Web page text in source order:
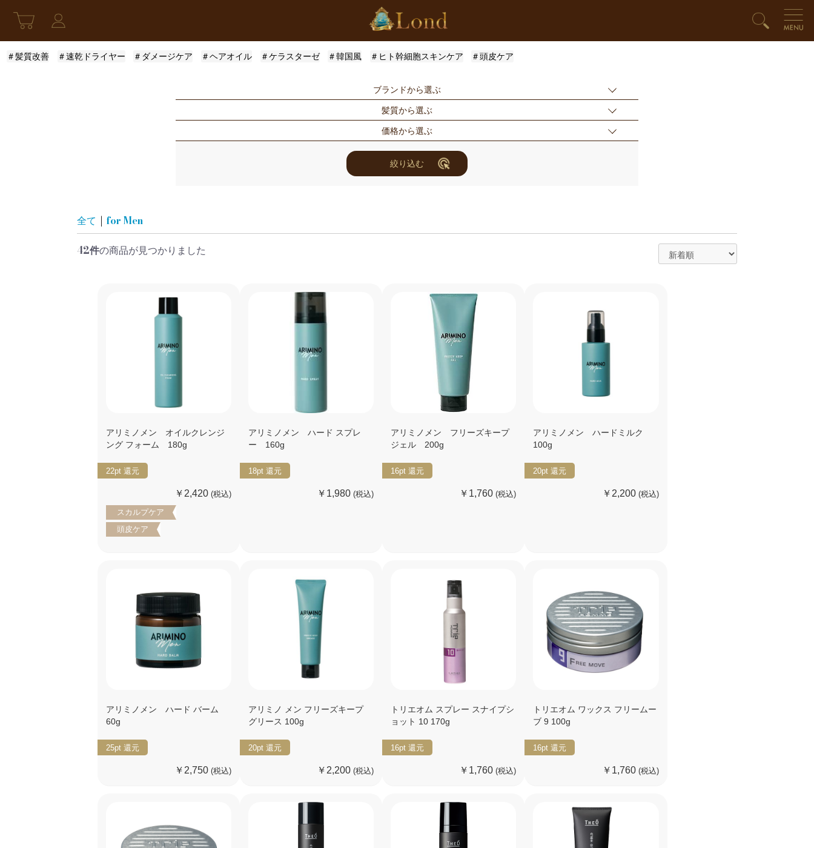
＃髪質改善 ＃速乾ドライヤー ＃ダメージケア ＃ヘアオイル ＃ケラスターゼ ＃韓国風 ＃ヒト幹細胞スキンケア ＃頭皮ケア
ブランドから選ぶ
指定なし Londオリジナル
ケラスターゼ
モロッカンオイル
ルベル
アリミノ
ナンバースリー
髪質から選ぶ
ふんわり ハリ・コシ
ウェット
ツヤ
価格から選ぶ
〜3000円 絞り込む
全て | for Men
42件の商品が見つかりました
アリミノメン オイルクレンジ
ング フォーム 180g
22pt 還元
￥2,420 (税込)
スカルプケア
頭皮ケア
アリミノメン ハード スプレ
ー 160g
18pt 還元
￥1,980(税込)
アリミノメン フリーズキープ
ジェル 200g
16pt 還元
￥1,760(税込)
アリミノメン ハードミルク
100g
20pt 還元
￥2,200 (税込)
アリミノメン ハード バーム
60g
25pt 還元
￥2,750 (税込)
アリミノ メン フリーズキープ
グリース 100g
20pt 還元
￥2,200(税込)
トリエオム スプレー スナイプシ
ョット 10 170g
16pt 還元
￥1,760(税込)
トリエオム ワックス フリームー
ブ 9 100g
16pt 還元
￥1,760 (税込)